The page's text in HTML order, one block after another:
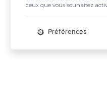
ceux que vous souhaitez
Préférences